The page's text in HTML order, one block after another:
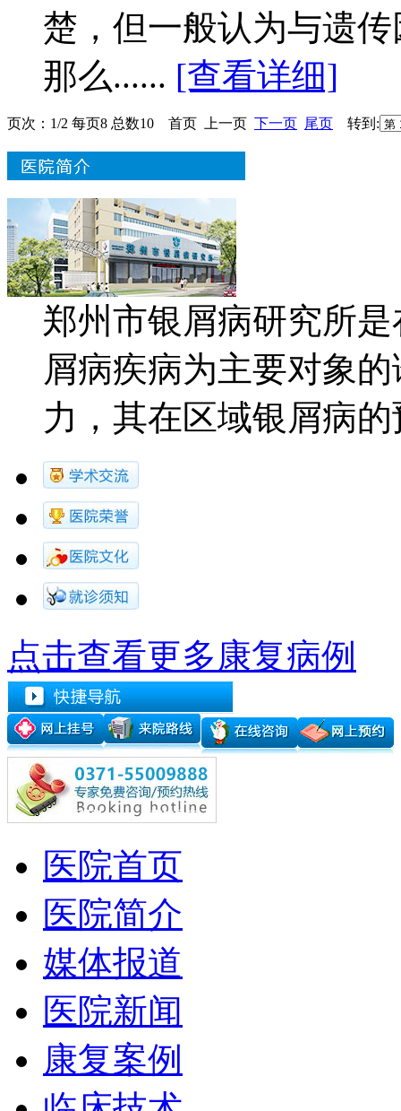
楚，但一般认为与遗
那么...... [查看详细]
页次：1/2 每页8 总数10 首页 上一页 下一页 尾页 转到:
郑州市银屑病研究所
屑病疾病为主要对象
力，其在区域银屑病的
点击查看更多康复病例
医院首页
医院简介
媒体报道
医院新闻
康复案例